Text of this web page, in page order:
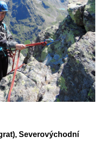
Severovýchodní